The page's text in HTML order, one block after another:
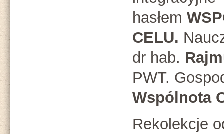
hasłem
CELU.
dr hab.
PWT.
Wspólnota
Rekolekcje